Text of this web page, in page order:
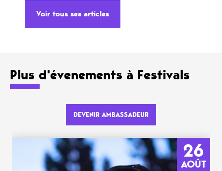
Voir tous ses articles
Plus d'évenements à Festivals
DEVENIR AMBASSADEUR
26
AOÛT